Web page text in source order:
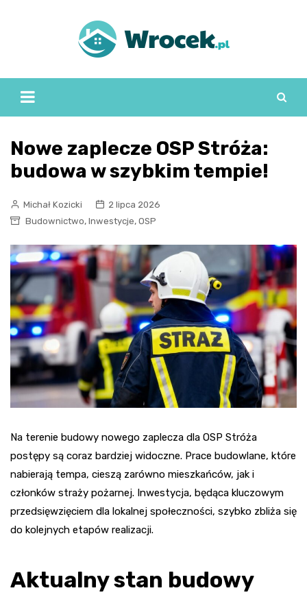
Nowe zaplecze OSP Stróża:
budowa w szybkim tempie!
Michał Kozicki
2 lipca 2026
Budownictwo, Inwestycje, OSP
Na terenie budowy nowego zaplecza dla OSP Stróża
postępy są coraz bardziej widoczne. Prace budowlane, które
nabierają tempa, cieszą zarówno mieszkańców, jak i
członków straży pożarnej. Inwestycja, będąca kluczowym
przedsięwzięciem dla lokalnej społeczności, szybko zbliża się
do kolejnych etapów realizacji.
Aktualny stan budowy